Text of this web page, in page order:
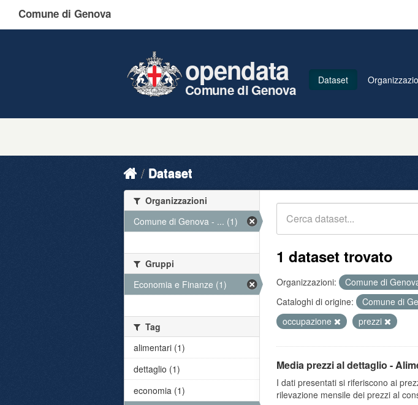
Comune di Genova
opendata
Comune di Genova
Dataset
Dataset
1 dataset trovato
Organizzazioni:
Comune di
Cataloghi di origine:
Comune di
occupazione
prezzi
Media prezzi al dettaglio -
I dati presentati si riferiscono ai
rilevazione mensile dei prezzi al
Organizzazioni
Comune di Genova - ... (1)
Gruppi
Economia e Finanze (1)
Tag
alimentari (1)
dettaglio (1)
economia (1)